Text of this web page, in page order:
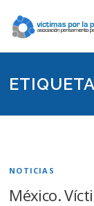
contenido
NOTICIAS
México.